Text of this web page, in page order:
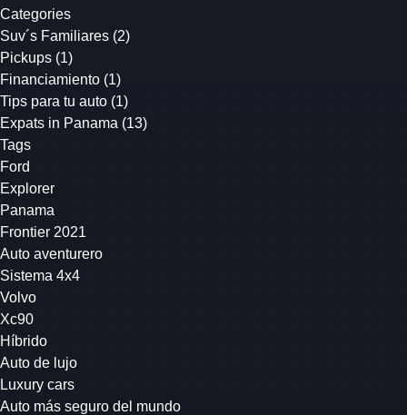
Categories
Suv´s Familiares (2)
Pickups (1)
Financiamiento (1)
Tips para tu auto (1)
Expats in Panama (13)
Tags
Ford
Explorer
Panama
Frontier 2021
Auto aventurero
Sistema 4x4
Volvo
Xc90
Híbrido
Auto de lujo
Luxury cars
Auto más seguro del mundo